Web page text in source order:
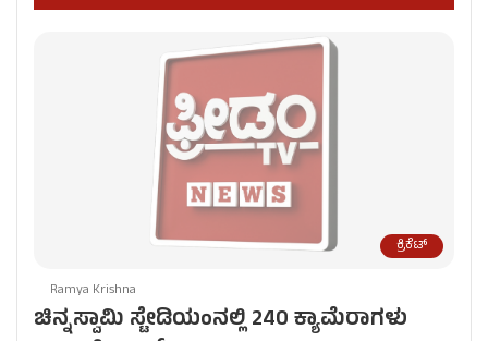
ಕ್ರಿಕೆಟ್
Ramya Krishna
ಚಿನ್ನಸ್ವಾಮಿ ಸ್ಟೇಡಿಯಂನಲ್ಲಿ 240 ಕ್ಯಾಮೆರಾಗಳು